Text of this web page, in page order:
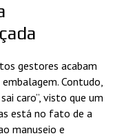
gestores acabam
Contudo,
caro”, visto que um
está no fato de a
manuseio e